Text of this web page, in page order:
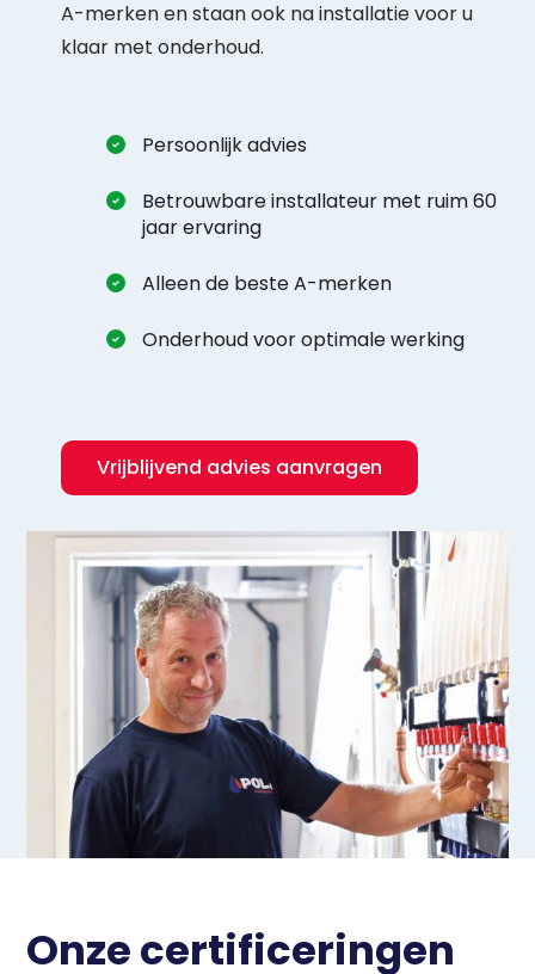
A-merken en staan ook na installatie voor u
klaar met onderhoud.
Persoonlijk advies
Betrouwbare installateur met ruim 60
jaar ervaring
Alleen de beste A-merken
Onderhoud voor optimale werking
Vrijblijvend advies aanvragen
Onze certificeringen